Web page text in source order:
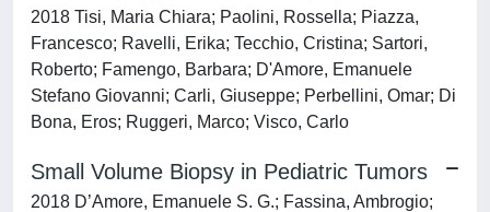
2018 Tisi, Maria Chiara; Paolini, Rossella; Piazza,
Francesco; Ravelli, Erika; Tecchio, Cristina; Sartori,
Roberto; Famengo, Barbara; D'Amore, Emanuele
Stefano Giovanni; Carli, Giuseppe; Perbellini, Omar; Di
Bona, Eros; Ruggeri, Marco; Visco, Carlo
Small Volume Biopsy in Pediatric Tumors
2018 D’Amore, Emanuele S. G.; Fassina, Ambrogio;